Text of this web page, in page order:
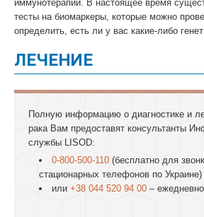
иммунотерапии. В настоящее время
тесты на биомаркеры, которые можно
определить, есть ли у вас какие-либо
ЛЕЧЕНИЕ
Полную информацию о диагностике и
рака Вам предоставят консультанты
службы LISOD:
0-800-500-110 (бесплатно для
стационарных телефонов по Украине)
или +38 044 520 94 00 –